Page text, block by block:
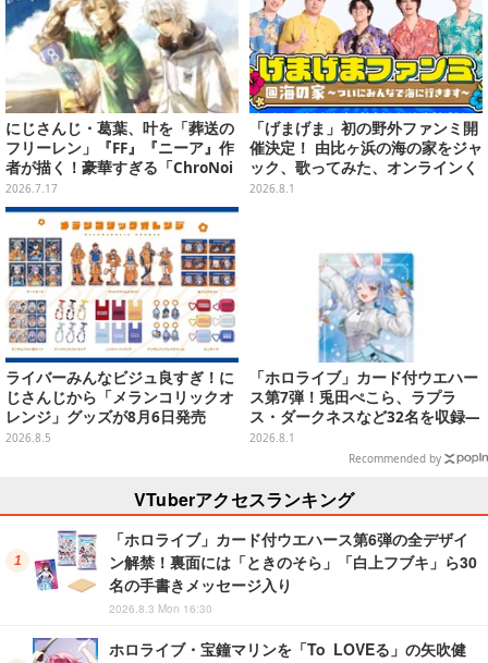
にじさんじ・葛葉、叶を「葬送の
フリーレン」『FF』『ニーア』作
者が描く！豪華すぎる「ChroNoi
R」8周年イラストが公開
2026.7.17
「げまげま」初の野外ファンミ開
催決定！ 由比ヶ浜の海の家をジャ
ック、歌ってみた、オンラインく
じも―夏の4大企画を一挙発表
2026.8.1
ライバーみんなビジュ良すぎ！に
じさんじから「メランコリックオ
レンジ」グッズが8月6日発売
2026.8.5
「ホロライブ」カード付ウエハー
ス第7弾！兎田ぺこら、ラプラ
ス・ダークネスなど32名を収録―
裏面には手書きメッセージも
2026.8.1
Recommended by
VTuberアクセスランキング
「ホロライブ」カード付ウエハース第6弾の全デザイ
ン解禁！裏面には「ときのそら」「白上フブキ」ら30
名の手書きメッセージ入り
2026.8.3 Mon 16:30
ホロライブ・宝鐘マリンを「To LOVEる」の矢吹健